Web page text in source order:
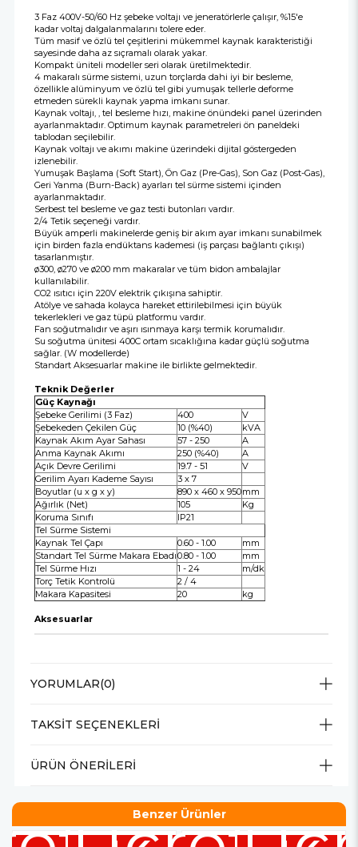
3 Faz 400V-50/60 Hz şebeke voltajı ve jeneratörlerle çalışır, %15'e
kadar voltaj dalgalanmalarını tolere eder.
Tüm masif ve özlü tel çeşitlerini mükemmel kaynak karakteristiği
sayesinde daha az sıçramalı olarak yakar.
Kompakt üniteli modeller seri olarak üretilmektedir.
4 makaralı sürme sistemi, uzun torçlarda dahi iyi bir besleme,
özellikle alüminyum ve özlü tel gibi yumuşak tellerle deforme
etmeden sürekli kaynak yapma imkanı sunar.
Kaynak voltajı, , tel besleme hızı, makine önündeki panel üzerinden
ayarlanmaktadır. Optimum kaynak parametreleri ön paneldeki
tablodan seçilebilir.
Kaynak voltajı ve akımı makine üzerindeki dijital göstergeden
izlenebilir.
Yumuşak Başlama (Soft Start), Ön Gaz (Pre-Gas), Son Gaz (Post-Gas),
Geri Yanma (Burn-Back) ayarları tel sürme sistemi içinden
ayarlanmaktadır.
Serbest tel besleme ve gaz testi butonları vardır.
2/4 Tetik seçeneği vardır.
Büyük amperli makinelerde geniş bir akım ayar imkanı sunabilmek
için birden fazla endüktans kademesi (iş parçası bağlantı çıkışı)
tasarlanmıştır.
ø300, ø270 ve ø200 mm makaralar ve tüm bidon ambalajlar
kullanılabilir.
CO2 ısıtıcı için 220V elektrik çıkışına sahiptir.
Atölye ve sahada kolayca hareket ettirilebilmesi için büyük
tekerlekleri ve gaz tüpü platformu vardır.
Fan soğutmalıdır ve aşırı ısınmaya karşı termik korumalıdır.
Su soğutma ünitesi 400C ortam sıcaklığına kadar güçlü soğutma
sağlar. (W modellerde)
Standart Aksesuarlar makine ile birlikte gelmektedir.
Teknik Değerler
Güç Kaynağı
Şebeke Gerilimi (3 Faz)
400
V
Şebekeden Çekilen Güç
10 (%40)
kVA
Kaynak Akım Ayar Sahası
57 - 250
A
Anma Kaynak Akımı
250 (%40)
A
Açık Devre Gerilimi
19.7 - 51
V
Gerilim Ayarı Kademe Sayısı
3 x 7
Boyutlar (u x g x y)
890 x 460 x 950mm
Ağırlık (Net)
105
Kg
Koruma Sınıfı
IP21
Tel Sürme Sistemi
Kaynak Tel Çapı
0.60 - 1.00
mm
Standart Tel Sürme Makara Ebadı0.80 - 1.00
mm
Tel Sürme Hızı
1 - 24
m/dk
Torç Tetik Kontrolü
2 / 4
Makara Kapasitesi
20 kg
Aksesuarlar
YORUMLAR(0)
TAKSIT SEÇENEKLERI
ÜRÜN ÖNERILERI
Benzer Ürünler